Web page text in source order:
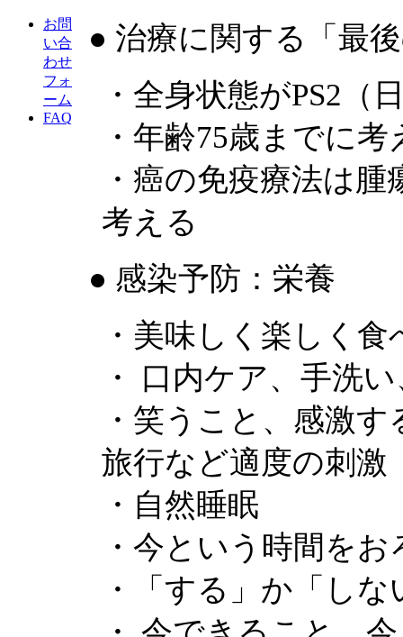
お問
い合
わせ
フォ
ーム
FAQ
● 治療に関する「最
・全身状態がPS2（
・年齢75歳までに考
・癌の免疫療法は
考える
● 感染予防：栄養
・美味しく楽しく
・ 口内ケア、手洗
・笑うこと、感激
旅行など適度の刺激
・自然睡眠
・今という時間を
・「する」か「し